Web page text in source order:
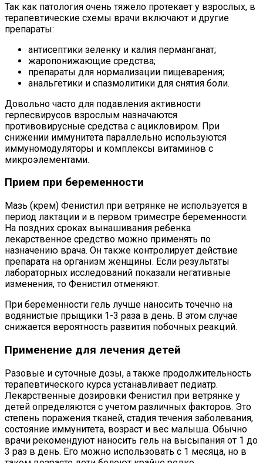
Так как патология очень тяжело протекает у взрослых, в
терапевтические схемы врачи включают и другие
препараты:
антисептики зеленку и калия перманганат;
жаропонижающие средства;
препараты для нормализации пищеварения;
анальгетики и спазмолитики для снятия боли.
Довольно часто для подавления активности
герпесвирусов взрослым назначаются
противовирусные средства с ацикловиром. При
снижении иммунитета параллельно используются
иммуномодуляторы и комплексы витаминов с
микроэлементами.
Прием при беременности
Мазь (крем) Фенистил при ветрянке не используется в
период лактации и в первом триместре беременности.
На поздних сроках вынашивания ребенка
лекарственное средство можно применять по
назначению врача. Он также контролирует действие
препарата на организм женщины. Если результаты
лабораторных исследований показали негативные
изменения, то Фенистил отменяют.
При беременности гель лучше наносить точечно на
водянистые прыщики 1-3 раза в день. В этом случае
снижается вероятность развития побочных реакций.
Применение для лечения детей
Разовые и суточные дозы, а также продолжительность
терапевтического курса устанавливает педиатр.
Лекарственные дозировки Фенистил при ветрянке у
детей определяются с учетом различных факторов. Это
степень поражения тканей, стадия течения заболевания,
состояние иммунитета, возраст и вес малыша. Обычно
врачи рекомендуют наносить гель на высыпания от 1 до
3 раз в день. Его можно использовать с 1 месяца, но в